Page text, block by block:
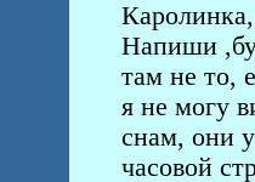
Напиши
там не то,
я не могу
снам, они
часовой